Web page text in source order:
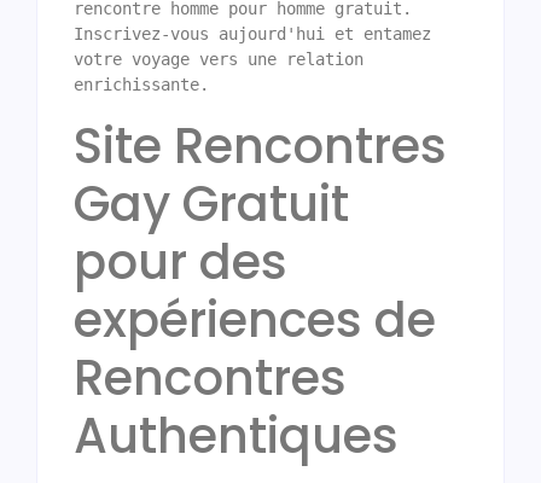
rencontre homme pour homme gratuit.
Inscrivez-vous aujourd'hui et entamez
votre voyage vers une relation
enrichissante.
Site Rencontres
Gay Gratuit
pour des
expériences de
Rencontres
Authentiques